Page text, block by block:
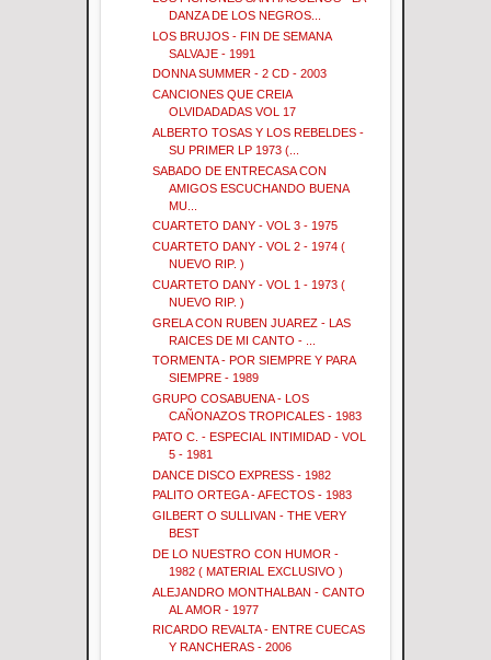
DANZA DE LOS NEGROS...
LOS BRUJOS - FIN DE SEMANA
SALVAJE - 1991
DONNA SUMMER - 2 CD - 2003
CANCIONES QUE CREIA
OLVIDADADAS VOL 17
ALBERTO TOSAS Y LOS REBELDES -
SU PRIMER LP 1973 (...
SABADO DE ENTRECASA CON
AMIGOS ESCUCHANDO BUENA
MU...
CUARTETO DANY - VOL 3 - 1975
CUARTETO DANY - VOL 2 - 1974 (
NUEVO RIP. )
CUARTETO DANY - VOL 1 - 1973 (
NUEVO RIP. )
GRELA CON RUBEN JUAREZ - LAS
RAICES DE MI CANTO - ...
TORMENTA - POR SIEMPRE Y PARA
SIEMPRE - 1989
GRUPO COSABUENA - LOS
CAÑONAZOS TROPICALES - 1983
PATO C. - ESPECIAL INTIMIDAD - VOL
5 - 1981
DANCE DISCO EXPRESS - 1982
PALITO ORTEGA - AFECTOS - 1983
GILBERT O SULLIVAN - THE VERY
BEST
DE LO NUESTRO CON HUMOR -
1982 ( MATERIAL EXCLUSIVO )
ALEJANDRO MONTHALBAN - CANTO
AL AMOR - 1977
RICARDO REVALTA - ENTRE CUECAS
Y RANCHERAS - 2006